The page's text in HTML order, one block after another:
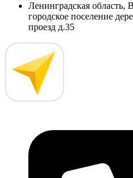
Ленинградская область,
городское поселение
проезд д.35